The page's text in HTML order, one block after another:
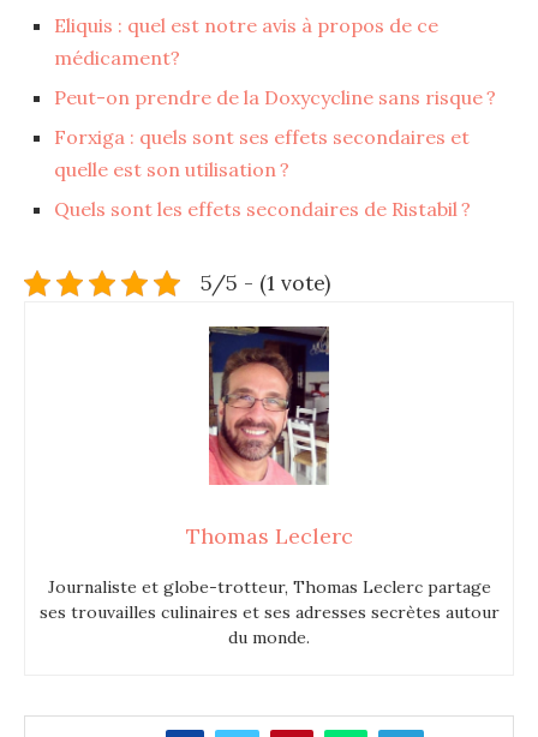
Eliquis : quel est notre avis à propos de ce
médicament?
Peut-on prendre de la Doxycycline sans risque ?
Forxiga : quels sont ses effets secondaires et
quelle est son utilisation ?
Quels sont les effets secondaires de Ristabil ?
5/5 - (1 vote)
Thomas Leclerc
Journaliste et globe-trotteur, Thomas Leclerc partage
ses trouvailles culinaires et ses adresses secrètes autour
du monde.